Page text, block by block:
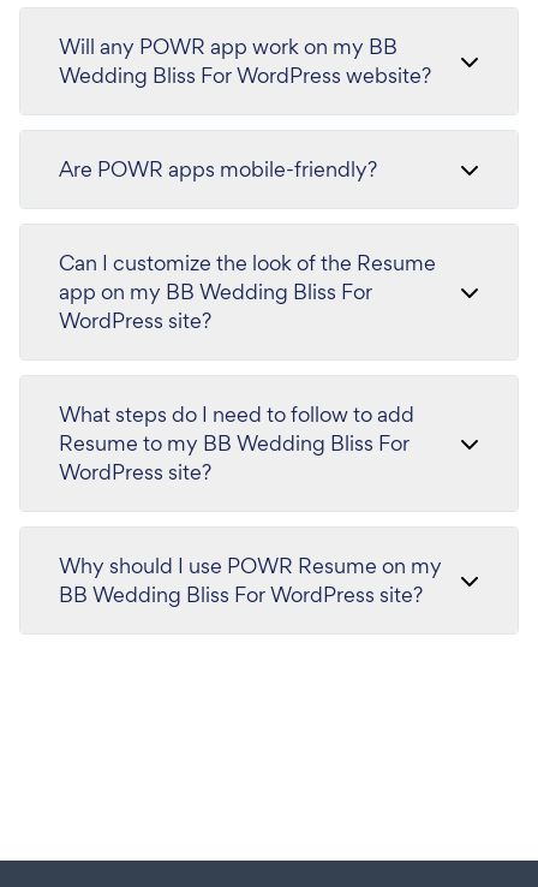
Will any POWR app work on my BB
Wedding Bliss For WordPress website?
Are POWR apps mobile-friendly?
Can I customize the look of the Resume
app on my BB Wedding Bliss For
WordPress site?
What steps do I need to follow to add
Resume to my BB Wedding Bliss For
WordPress site?
Why should I use POWR Resume on my
BB Wedding Bliss For WordPress site?